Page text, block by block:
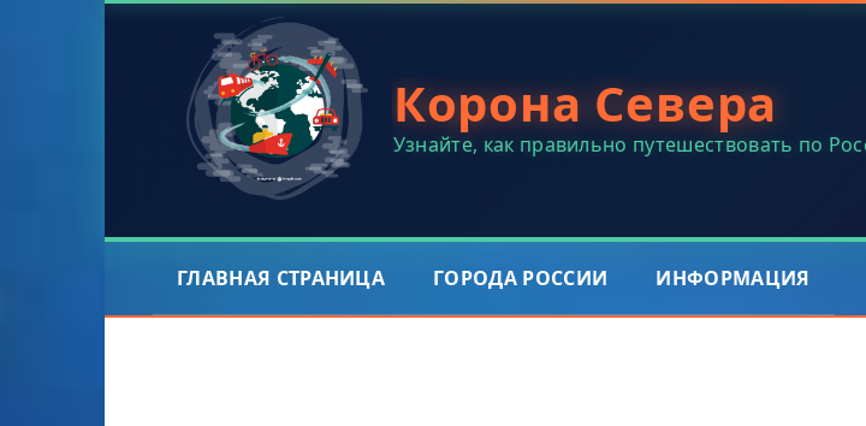
Корона Севера
Узнайте, как правильно путешествовать по
ГЛАВНАЯ СТРАНИЦА ГОРОДА РОССИИ ИНФОРМАЦИЯ